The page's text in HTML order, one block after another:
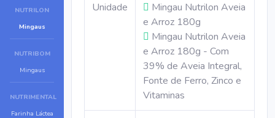
NUTRILON
Mingaus
NUTRIBOM
Mingaus
NUTRIMENTAL
Farinha Láctea
Unidade
Mingau Nutrilon Aveia
e Arroz 180g
Mingau Nutrilon Aveia
e Arroz 180g - Com
39% de Aveia Integral,
Fonte de Ferro, Zinco e
Vitaminas